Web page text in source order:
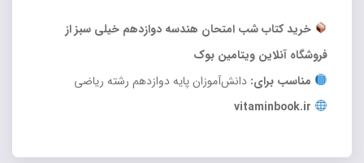
خرید کتاب شب امتحان هندسه دوازدهم خیلی سبز از
فروشگاه آنلاین ویتامین بوک
مناسب برای: دانش‌آموزان پایه دوازدهم رشته ریاضی
vitaminbook.ir